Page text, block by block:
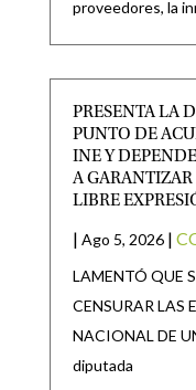
proveedores, la
PRESENTA LA
PUNTO DE
INE Y
A
LIBRE
| Ago 5, 2026 |
LAMENTÓ QUE
CENSURAR LAS
NACIONAL DE
diputada